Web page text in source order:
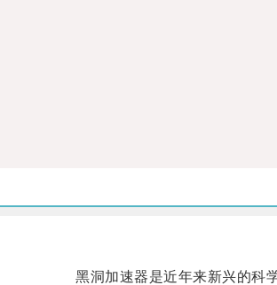
黑洞加速器是近年来新兴的科学